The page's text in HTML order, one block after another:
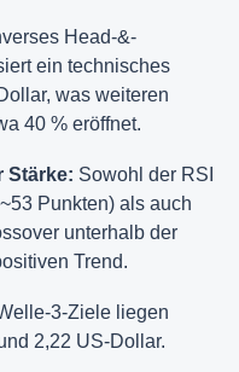
Head-&-
ein technisches
was weiteren
40 % eröffnet.
Stärke: Sowohl der RSI
Punkten) als auch
unterhalb der
Trend.
3-Ziele liegen
2,22 US-Dollar.